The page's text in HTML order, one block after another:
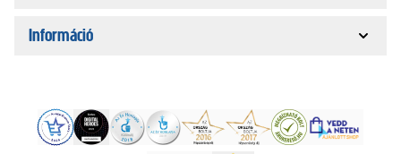
Információ